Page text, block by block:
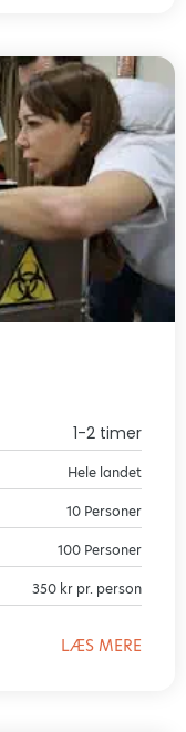
1-2 timer
Hele landet
10 Personer
100 Personer
350 kr pr. person
LÆS MERE